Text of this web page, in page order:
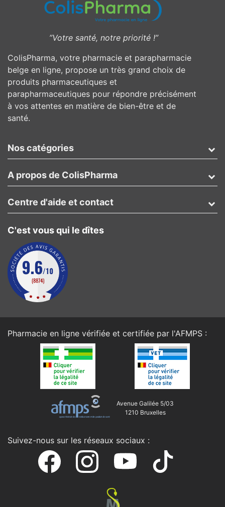
”Votre santé, notre priorité !”
ColisPharma, votre pharmacie et parapharmacie
belge en ligne, propose un très grand choix de
produits pharmaceutiques et
parapharmaceutiques pour répondre précisément
à vos attentes en matière de bien-être et de
santé.
Nos catégories
A propos de ColisPharma
C'est vous qui le dîtes
Centre d'aide et contact
Pharmacie en ligne vérifiée et certifiée par l'AFMPS :
Avenue Galilée 5/03
1210 Bruxelles
Suivez-nous sur les réseaux sociaux :